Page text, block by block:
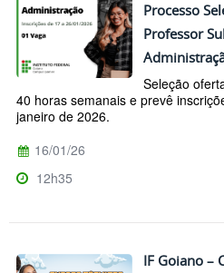
Processo
Professor
Seleção
40 horas semanais e prevê
janeiro de 2026.
16/01/26
12h35
IF Goiano –